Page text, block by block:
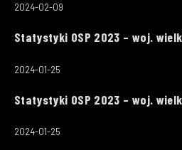
2024-02-09
Statystyki OSP 2023 – woj.
2024-01-25
Statystyki OSP 2023 – woj.
2024-01-25